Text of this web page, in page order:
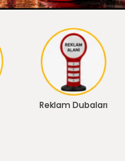
Reklam Dubaları